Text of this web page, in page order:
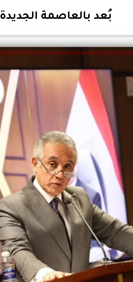
بُعد بالعاصمة الجديدة